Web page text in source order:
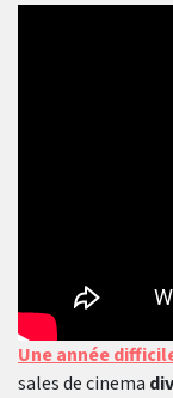
Une année
sales de cinema